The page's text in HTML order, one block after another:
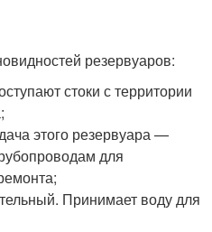
резервуаров:
стоки с территории
этого резервуара —
для
Принимает воду для